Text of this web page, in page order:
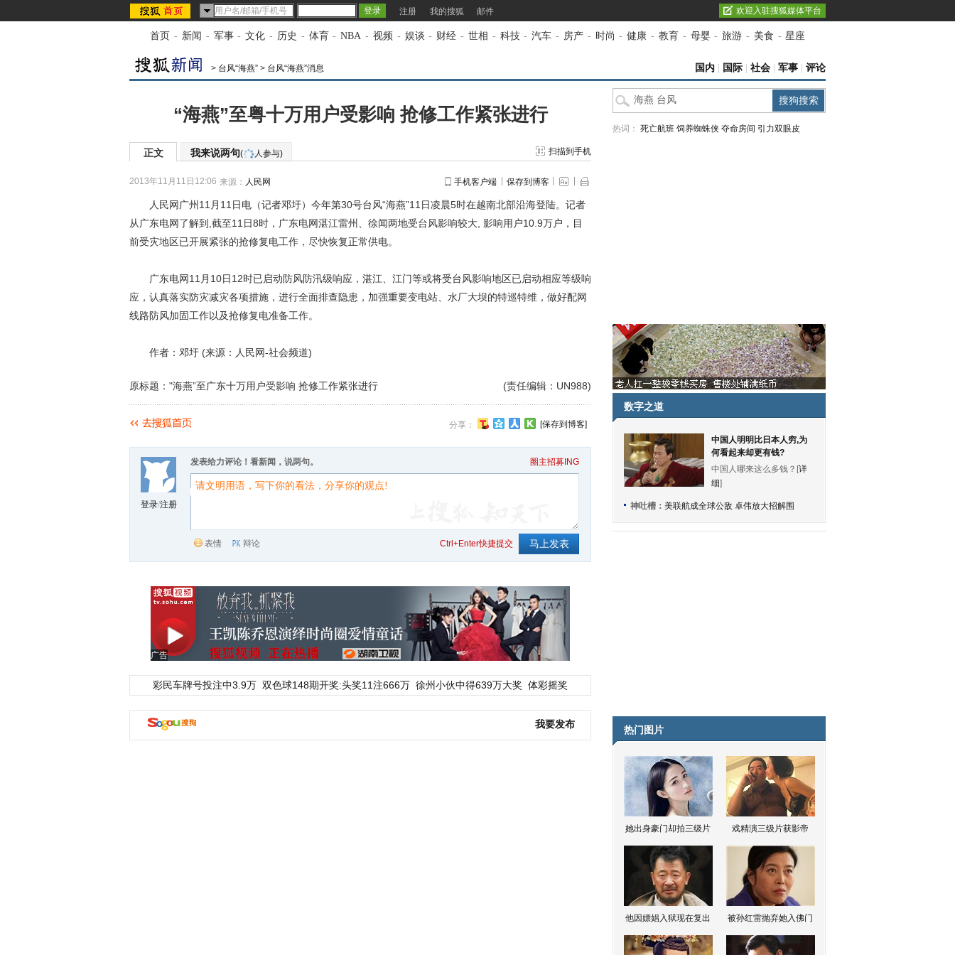
注册 我的搜狐 邮件 欢迎入驻搜狐媒体平台
首页 - 新闻 - 军事 - 文化 - 历史 - 体育 - NBA - 视频 - 娱谈 - 财经 - 世相 - 科技 - 汽车 - 房产 - 时尚 - 健康 - 教育 - 母婴 - 旅游 - 美食 - 星座
> 台风“海燕” > 台风“海燕”消息 国内 国际 社会 军事 评论
“海燕”至粤十万用户受影响 抢修工作紧张进行
正文 我来说两句( 人参与) 扫描到手机
2013年11月11日12:06 来源： 人民网 手机客户端 保存到博客
人民网广州11月11日电（记者邓圩）今年第30号台风“海燕”11日凌晨5时在越南北部沿海登陆。记者
从广东电网了解到,截至11日8时，广东电网湛江雷州、徐闻两地受台风影响较大, 影响用户10.9万户，目
前受灾地区已开展紧张的抢修复电工作，尽快恢复正常供电。
广东电网11月10日12时已启动防风防汛级响应，湛江、江门等或将受台风影响地区已启动相应等级响
应，认真落实防灾减灾各项措施，进行全面排查隐患，加强重要变电站、水厂大坝的特巡特维，做好配网
线路防风加固工作以及抢修复电准备工作。
作者：邓圩 (来源：人民网-社会频道)
(责任编辑：UN988)
原标题："海燕”至广东十万用户受影响 抢修工作紧张进行
分享： [保存到博客]
登录/注册
发表给力评论！看新闻，说两句。 圈主招募ING
表情 辩论 Ctrl+Enter快捷提交
广告
彩民车牌号投注中3.9万 双色球148期开奖:头奖11注666万 徐州小伙中得639万大奖 体彩摇奖
我要发布
热词： 死亡航班 饲养蜘蛛侠 夺命房间 引力双眼皮
数字之道
中国人明明比日本人穷,为
何看起来却更有钱?
中国人哪来这么多钱？[详
细]
神吐槽： 美联航成全球公敌 卓伟放大招解围
热门图片
她出身豪门却拍三级片 戏精演三级片获影帝
他因嫖娼入狱现在复出 被孙红雷抛弃她入佛门